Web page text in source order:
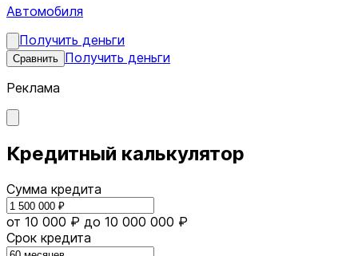
Автомобиля
Получить деньги
Сравнить Получить деньги
Реклама
Кредитный калькулятор
Сумма кредита
от 10 000 ₽ до 10 000 000 ₽
Срок кредита